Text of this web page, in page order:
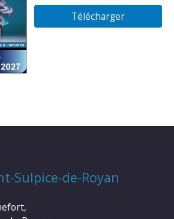
Télécharger
Sulpice-de-Royan